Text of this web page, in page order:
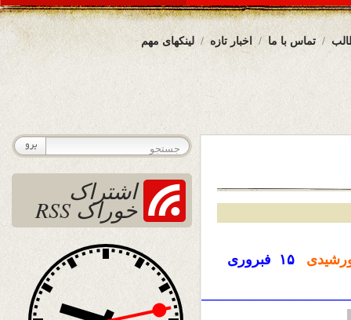
لینکهای مهم اخبار تازه تماس با ما
فبروری
اشتراک
خوراک RSS